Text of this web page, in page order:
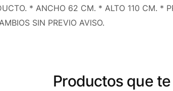
* ANCHO 62 CM. * ALTO 110 CM. *
SIN PREVIO AVISO.
Productos que